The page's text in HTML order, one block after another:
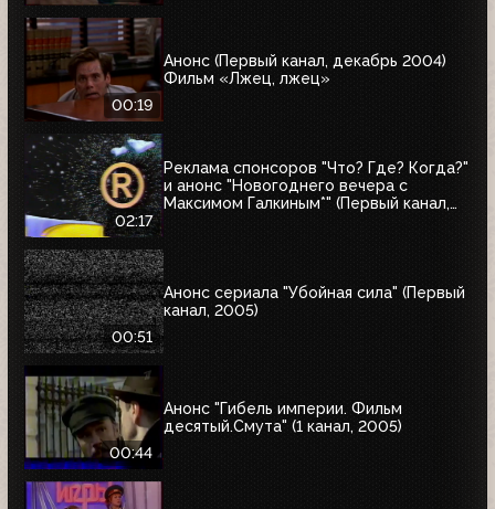
00:19
Анонс (Первый канал, декабрь 2004)
Фильм «Лжец, лжец»
02:17
Реклама спонсоров "Что? Где? Когда?"
и анонс "Новогоднего вечера с
Максимом Галкиным*" (Первый канал,
00:51
Анонс сериала "Убойная сила" (Первый
канал, 2005)
00:44
Анонс "Гибель империи. Фильм
десятый.Смута" (1 канал, 2005)